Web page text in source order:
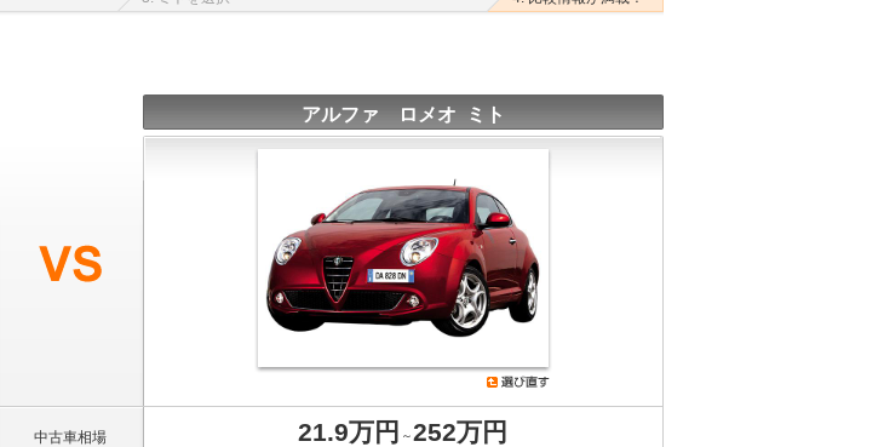
アルファ ロメオ ミト
中古車相場 21.9万円 ～252万円